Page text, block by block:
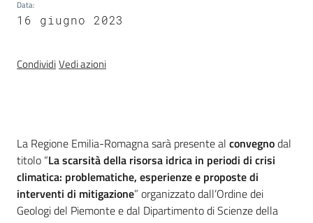
Data:
16 giugno 2023
CondividiVedi azioni
Introduzione
La Regione Emilia-Romagna sarà presente al convegnodal
titolo “La scarsità della risorsa idrica in periodi di crisi
climatica: problematiche, esperienze e proposte di
interventi di mitigazione” organizzato dall’Ordine dei
Geologi del Piemonte e dal Dipartimento di Scienze della